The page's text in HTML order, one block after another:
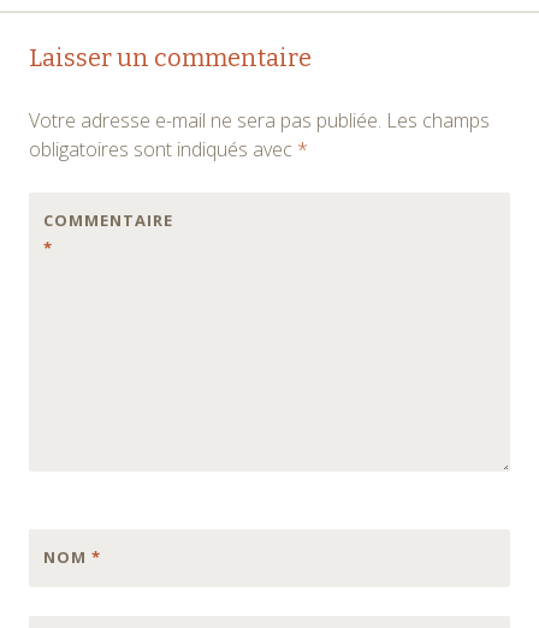
Navigation
articles
Laisser un commentaire
Votre adresse e-mail ne sera pas publiée. Les champs
obligatoires sont indiqués avec *
COMMENTAIRE
*
NOM *